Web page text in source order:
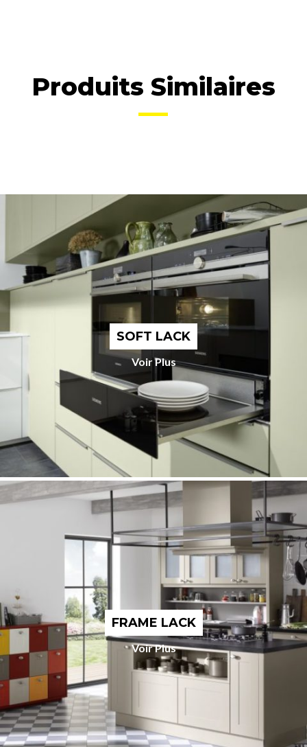
Produits Similaires
SOFT LACK
Voir Plus
FRAME LACK
Voir Plus